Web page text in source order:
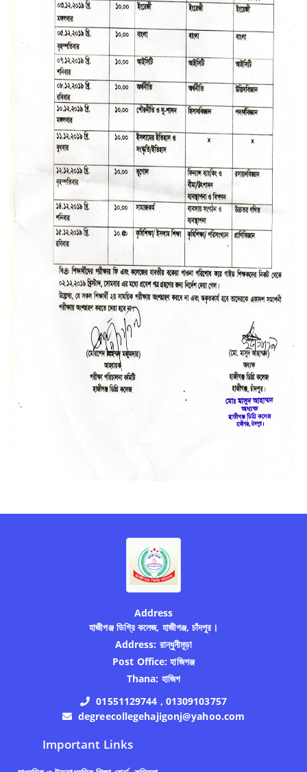
Address
হাজীগঞ্জ ডিগ্রি কলেজ, হাজীগঞ্জ, চাঁদপুর।
Address: রান্ধুনীমূড়া
Post Office: হাজিগঞ্জ
Thana: হাজিগ
01551129744 , 01309103757
degreecollegehajigonj@yahoo.com
Important Links